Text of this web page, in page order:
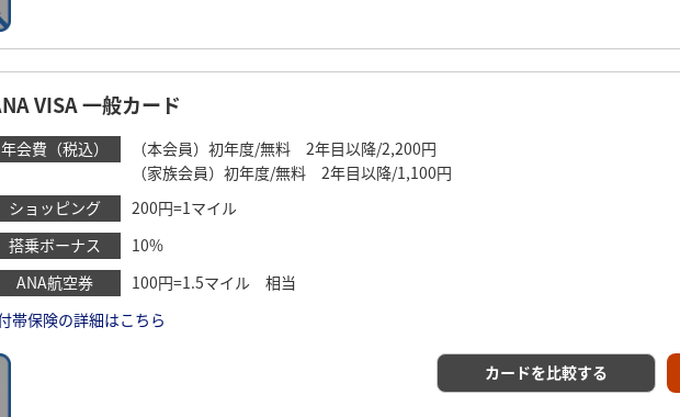
VISA 一般カード
年会費（税込）
（本会員）初年度/無料 2年目以降/2,200円
（家族会員）初年度/無料 2年目以降/1,100円
ショッピング
200円=1マイル
搭乗ボーナス
10%
ANA航空券
100円=1.5マイル 相当
帯保険の詳細はこちら
カードを比較する